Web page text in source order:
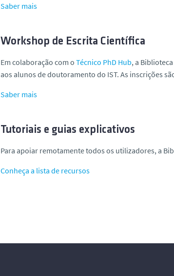
Saber mais
Workshop de Escrita Científica
Em colaboração com o Técnico PhD Hub, a
aos alunos de doutoramento do IST. As inscrições
Saber mais
Tutoriais e guias explicativos
Para apoiar remotamente todos os utilizadores, a
Conheça a lista de recursos